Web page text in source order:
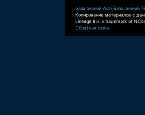
База знаний Aion База знаний
Копирование материалов с
Lineage II is a trademark of
Обратная связь